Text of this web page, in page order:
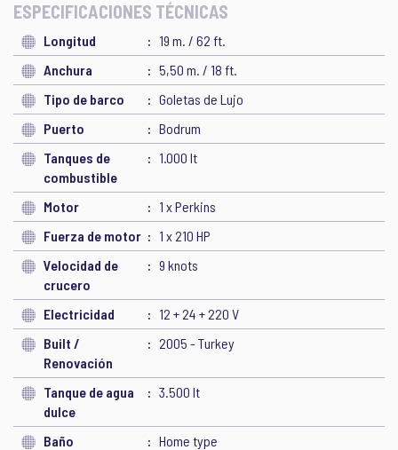
ESPECIFICACIONES TÉCNICAS
Longitud
19 m. / 62 ft.
Anchura
5,50 m. / 18 ft.
Tipo de barco
Goletas de Lujo
Puerto
Bodrum
Tanques de
combustible
1.000 lt
Motor
1 x Perkins
Fuerza de motor
1 x 210 HP
Velocidad de
crucero
9 knots
Electricidad
12 + 24 + 220 V
Built /
Renovación
2005 - Turkey
Tanque de agua
dulce
3.500 lt
Baño Home type